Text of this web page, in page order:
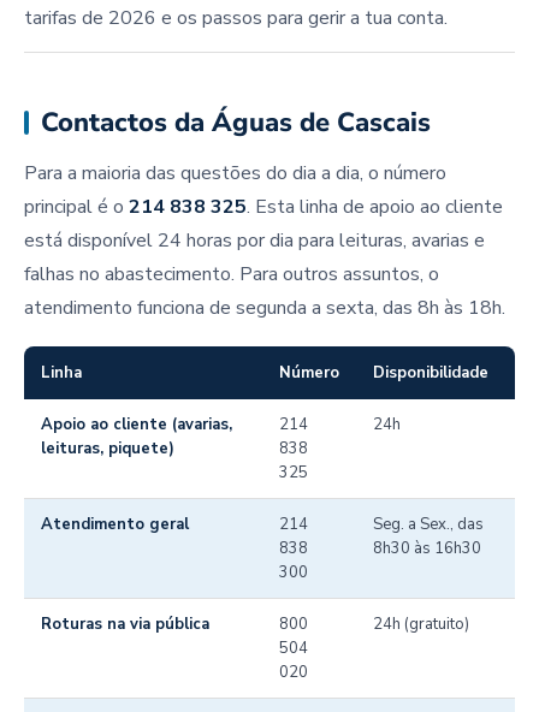
tarifas de 2026 e os passos para gerir a tua conta.
Contactos da Águas de Cascais
Para a maioria das questões do dia a dia, o número
principal é o 214 838 325. Esta linha de apoio ao cliente
está disponível 24 horas por dia para leituras, avarias e
falhas no abastecimento. Para outros assuntos, o
atendimento funciona de segunda a sexta, das 8h às 18h.
Linha Número Disponibilidade
Apoio ao cliente (avarias,
leituras, piquete)
214
838
325
24h
Atendimento geral
214
838
300
Seg. a Sex., das
8h30 às 16h30
Roturas na via pública
800
504
020
24h (gratuito)